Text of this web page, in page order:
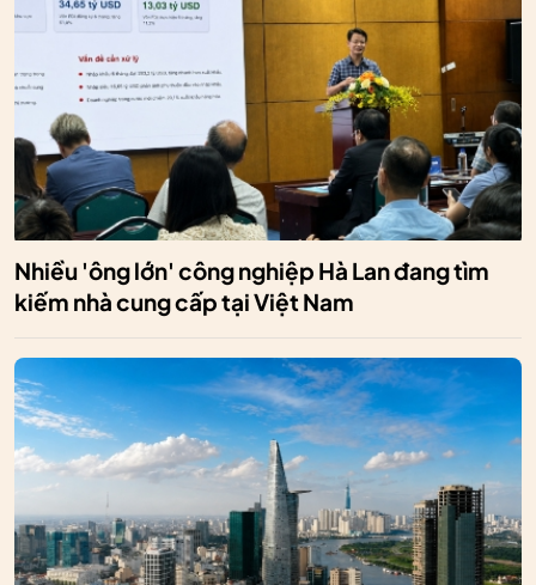
Nhiều 'ông lớn' công nghiệp Hà Lan đang tìm
kiếm nhà cung cấp tại Việt Nam